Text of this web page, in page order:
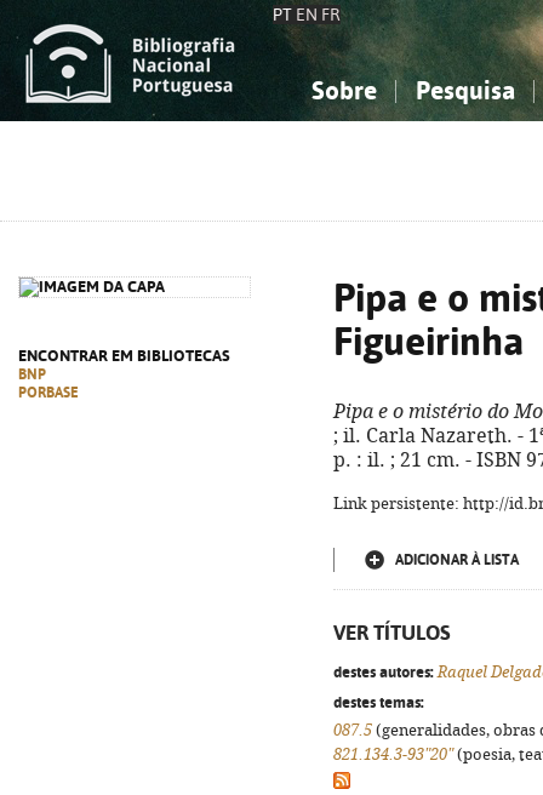
PT EN FR
Sobre Pesquisa
ENCONTRAR EM BIBLIOTECAS
BNP
PORBASE
Pipa e o
Figueirinha
Pipa e o mistério do
; il. Carla Nazareth. -
p. : il. ; 21 cm. - ISBN
Link persistente: http://
ADICIONAR À LISTA
VER TÍTULOS
destes autores: Raquel
destes temas:
087.5 (generalidades,
821.134.3-93"20"(poesia,